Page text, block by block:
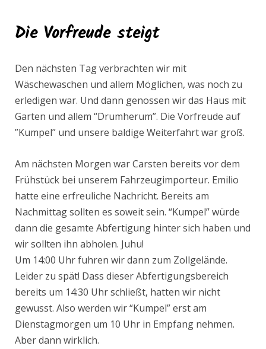
Die Vorfreude steigt
Den nächsten Tag verbrachten wir mit
Wäschewaschen und allem Möglichen, was noch zu
erledigen war. Und dann genossen wir das Haus mit
Garten und allem “Drumherum”. Die Vorfreude auf
”Kumpel” und unsere baldige Weiterfahrt war groß.
Am nächsten Morgen war Carsten bereits vor dem
Frühstück bei unserem Fahrzeugimporteur. Emilio
hatte eine erfreuliche Nachricht. Bereits am
Nachmittag sollten es soweit sein. “Kumpel” würde
dann die gesamte Abfertigung hinter sich haben und
wir sollten ihn abholen. Juhu!
Um 14:00 Uhr fuhren wir dann zum Zollgelände.
Leider zu spät! Dass dieser Abfertigungsbereich
bereits um 14:30 Uhr schließt, hatten wir nicht
gewusst. Also werden wir “Kumpel” erst am
Dienstagmorgen um 10 Uhr in Empfang nehmen.
Aber dann wirklich.